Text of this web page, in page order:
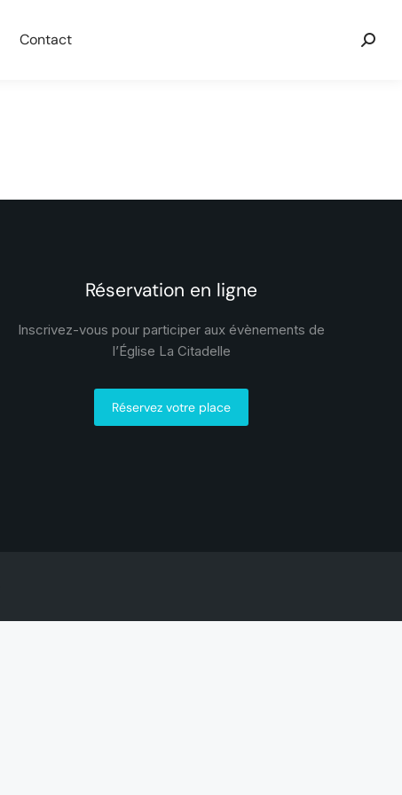
Contact
Réservation en ligne
Inscrivez-vous pour participer aux évènements de
l’Église La Citadelle
Réservez votre place